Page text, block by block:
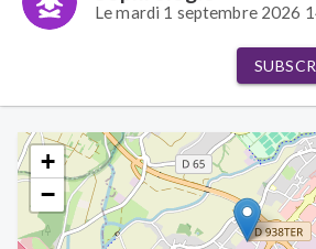
Le mardi 1 septembre 2026
+
−